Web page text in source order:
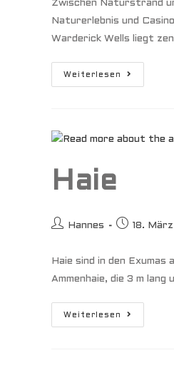
Zwischen Naturstrand
Naturerlebnis und
Warderick Wells liegt
Weiterlesen
Bahamas
Haie
Beitrags-
Hannes
Beitrag
18.
Haie sind in den
Ammenhaie, die 3 m lang
Weiterlesen Haie